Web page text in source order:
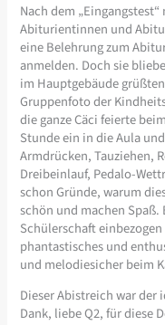
Nach dem
Abiturientinnen und
eine Belehrung zum
anmelden. Doch sie
im Hauptgebäude
Gruppenfoto der
die ganze Cäci feierte
Stunde ein in die Aula
Armdrücken, Tauziehen,
Dreibeinlauf, Pedalo-
schon Gründe, warum
schön und machen
Schülerschaft
phantastisches und
und melodiesicher beim
Dieser Abistreich war der
Dank, liebe Q2, für diese